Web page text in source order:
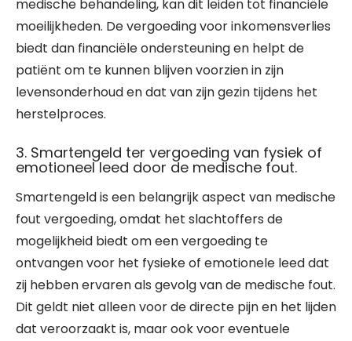
medische behandeling, kan dit leiden tot financiële
moeilijkheden. De vergoeding voor inkomensverlies
biedt dan financiële ondersteuning en helpt de
patiënt om te kunnen blijven voorzien in zijn
levensonderhoud en dat van zijn gezin tijdens het
herstelproces.
3. Smartengeld ter vergoeding van fysiek of
emotioneel leed door de medische fout.
Smartengeld is een belangrijk aspect van medische
fout vergoeding, omdat het slachtoffers de
mogelijkheid biedt om een vergoeding te
ontvangen voor het fysieke of emotionele leed dat
zij hebben ervaren als gevolg van de medische fout.
Dit geldt niet alleen voor de directe pijn en het lijden
dat veroorzaakt is, maar ook voor eventuele